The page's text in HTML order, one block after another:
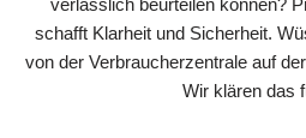
verlässlich beurteilen können?
schafft Klarheit und Sicherheit.
von der Verbraucherzentrale auf
Wir klären das